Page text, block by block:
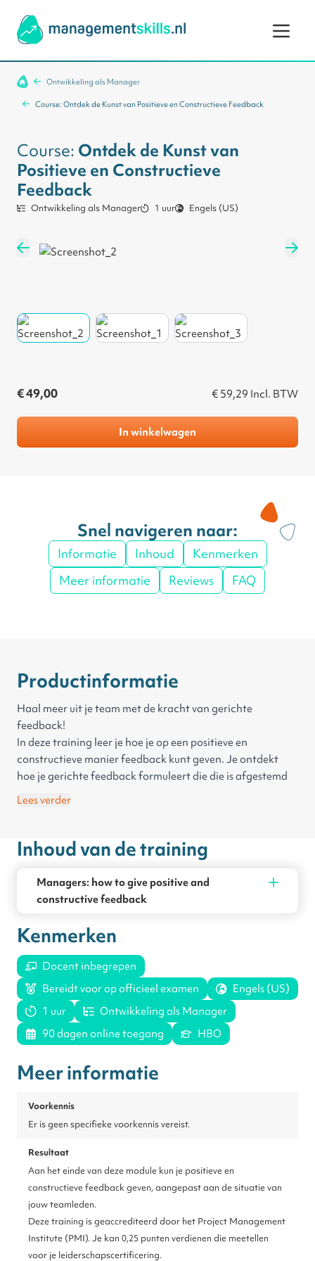
Ontwikkeling als Manager
Course: Ontdek de Kunst van Positieve en Constructieve Feedback
Course: Ontdek de Kunst van
Positieve en Constructieve
Feedback
Ontwikkeling als Manager 1 uur Engels (US)
€ 49,00 € 59,29 Incl. BTW
In winkelwagen
Snel navigeren naar:
Informatie Inhoud
Kenmerken
Meer informatie
Reviews FAQ
Productinformatie
Haal meer uit je team met de kracht van gerichte
feedback!
In deze training leer je hoe je op een positieve en
constructieve manier feedback kunt geven. Je ontdekt
hoe je gerichte feedback formuleert die die is afgestemd
op de situatie van jouw teamleden. Door te oefenen met
Lees verder
Inhoud van de training
Managers: how to give positive and
constructive feedback
Kenmerken
Docent inbegrepen
Bereidt voor op officieel examen
Engels (US)
1 uur
Ontwikkeling als Manager
90 dagen online toegang
HBO
Meer informatie
Voorkennis
Er is geen specifieke voorkennis vereist.
Resultaat
Aan het einde van deze module kun je positieve en
constructieve feedback geven, aangepast aan de situatie van
jouw teamleden.
Deze training is geaccrediteerd door het Project Management
Institute (PMI). Je kan 0,25 punten verdienen die meetellen
voor je leiderschapscertificering.